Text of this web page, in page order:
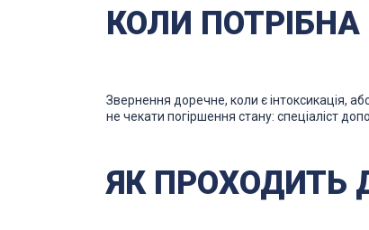
КОЛИ
Звернення доречне, коли є інтоксикація,
не чекати погіршення стану: спеціаліст
ЯК ПРОХОДИТЬ